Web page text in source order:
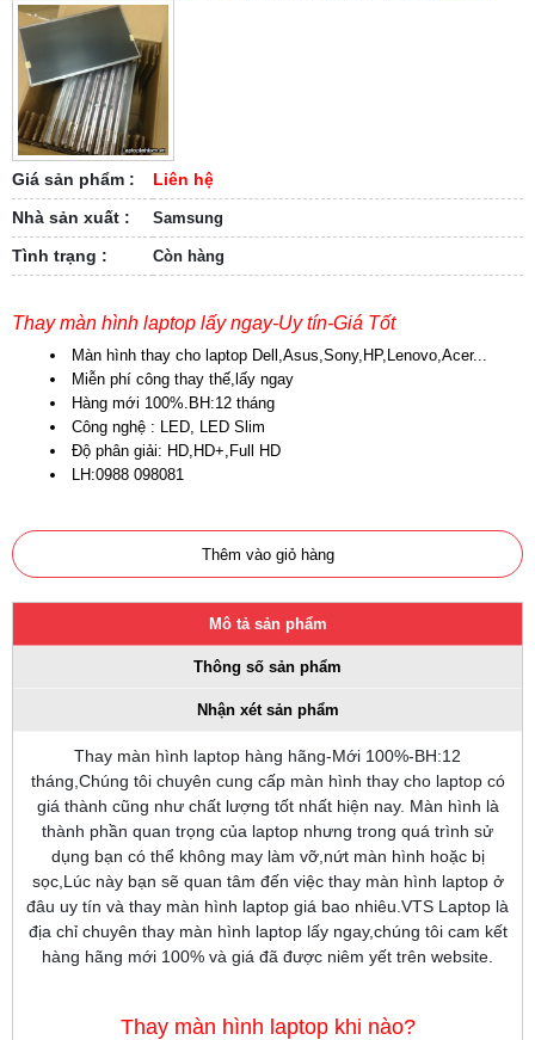
Giá sản phẩm :
Liên hệ
Nhà sản xuất :
Samsung
Tình trạng : Còn hàng
Thay màn hình laptop lấy ngay-Uy tín-Giá Tốt
Màn hình thay cho laptop Dell,Asus,Sony,HP,Lenovo,Acer...
Miễn phí công thay thế,lấy ngay
Hàng mới 100%.BH:12 tháng
Công nghệ : LED, LED Slim
Độ phân giải: HD,HD+,Full HD
LH:0988 098081
Thêm vào giỏ hàng
Mô tả sản phẩm
Thông số sản phẩm
Nhận xét sản phẩm
Thay màn hình laptop hàng hãng-Mới 100%-BH:12
tháng,Chúng tôi chuyên cung cấp màn hình thay cho laptop có
giá thành cũng như chất lượng tốt nhất hiện nay. Màn hình là
thành phần quan trọng của laptop nhưng trong quá trình sử
dụng bạn có thể không may làm vỡ,nứt màn hình hoặc bị
sọc,Lúc này bạn sẽ quan tâm đến việc thay màn hình laptop ở
đâu uy tín và thay màn hình laptop giá bao nhiêu.VTS Laptop là
địa chỉ chuyên thay màn hình laptop lấy ngay,chúng tôi cam kết
hàng hãng mới 100% và giá đã được niêm yết trên website.
Thay màn hình laptop khi nào?